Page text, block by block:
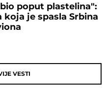
poput plastelina":
koja je spasla Srbina
VESTI